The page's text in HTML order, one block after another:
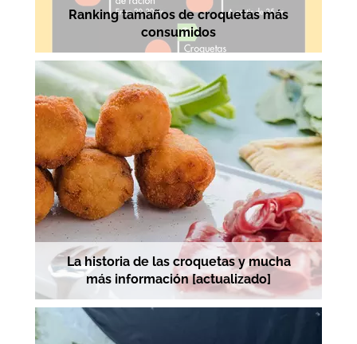
Ranking tamaños de croquetas más
consumidos
La historia de las croquetas y mucha
más información [actualizado]